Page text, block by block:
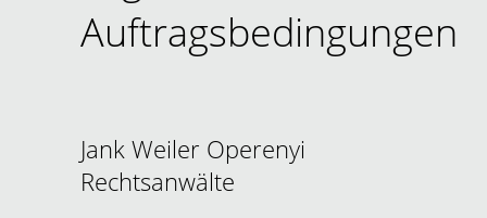
Auftragsbedingungen
Jank Weiler Operenyi
Rechtsanwälte